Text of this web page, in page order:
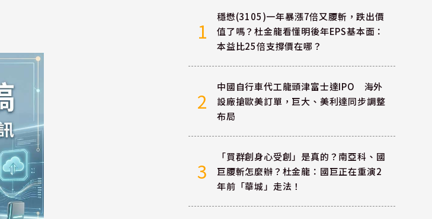
1
穩懋(3105)一年暴漲7倍又腰斬，跌出價
值了嗎？杜金龍看懂明後年EPS基本面：
本益比25倍支撐價在哪？
2
中國自行車代工龍頭津富士達IPO 海外
設廠搶歐美訂單，巨大、美利達同步調整
布局
3
「買群創身心受創」是真的？南亞科、國
巨腰斬怎麼辦？杜金龍：國巨正在重演2
年前「華城」走法！